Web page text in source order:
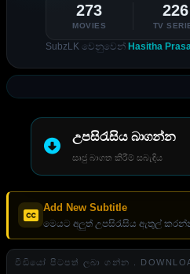
273
MOVIES
226
TV
SubzLK වෙනුවෙන් Hasitha
උපසිරැසිය බාගන්න
සෘජු බාගත කිරීම් සබැඳිය
Add New Subtitle
මෙයට අලුත් උපසිරැසිය ඇතුල්
වීඩියෝ පිටපත් ලබා ගන්න .